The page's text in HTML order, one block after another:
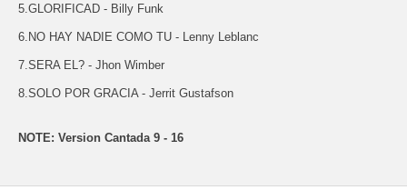
5.GLORIFICAD - Billy Funk
6.NO HAY NADIE COMO TU - Lenny Leblanc
7.SERA EL? - Jhon Wimber
8.SOLO POR GRACIA - Jerrit Gustafson
NOTE: Version Cantada 9 - 16